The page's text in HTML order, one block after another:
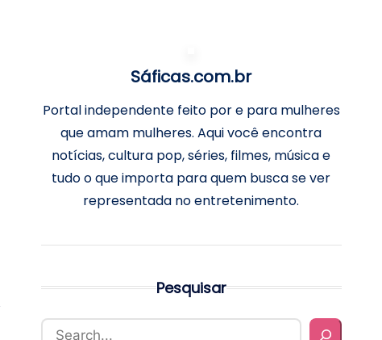
Sáficas.com.br
Portal independente feito por e para mulheres
que amam mulheres. Aqui você encontra
notícias, cultura pop, séries, filmes, música e
tudo o que importa para quem busca se ver
representada no entretenimento.
Pesquisar